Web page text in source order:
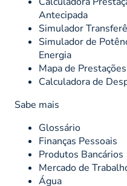
Antecipada
Simulador
Simulador de
Energia
Mapa de
Calculadora de
Sabe mais
Glossário
Finanças Pessoais
Produtos Bancários
Mercado de
Água